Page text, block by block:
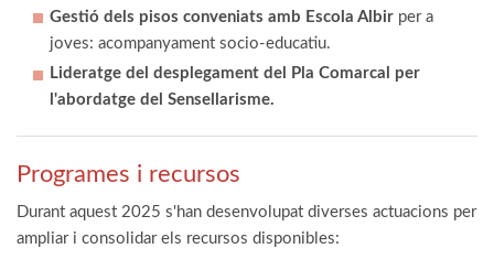
Gestió dels pisos conveniats amb Escola Albir per a
joves: acompanyament socio-educatiu.
Lideratge del desplegament del Pla Comarcal per
l'abordatge del Sensellarisme.
Programes i recursos
Durant aquest 2025 s'han desenvolupat diverses actuacions per
ampliar i consolidar els recursos disponibles: